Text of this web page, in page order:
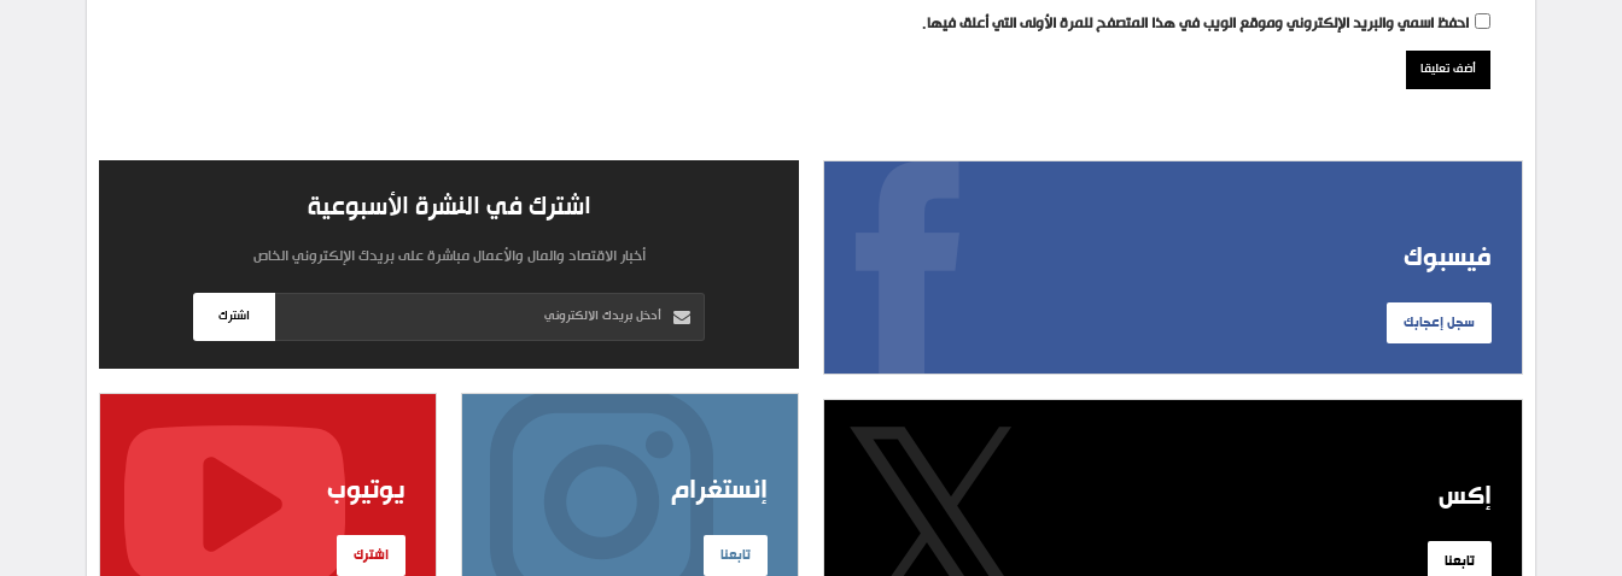
احفظ اسمي والبريد الإلكتروني وموقع الويب في هذا المتصفح للمرة الأولى التي أعلق فيها.
فيسبوك
سجل إعجابك
إكس
تابعنا
اشترك في النشرة الأسبوعية
أخبار الاقتصاد والمال والأعمال مباشرة على بريدك الإلكتروني الخاص
اشترك
إنستغرام
تابعنا
يوتيوب
اشترك